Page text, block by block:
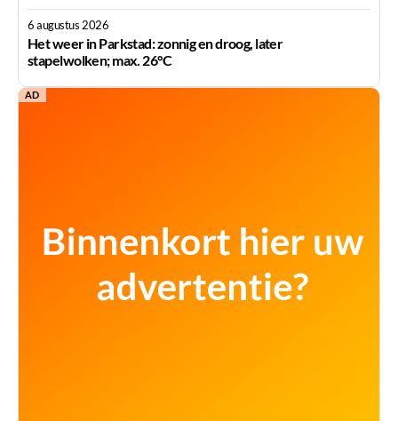
6 augustus 2026
Het weer in Parkstad: zonnig en droog, later
stapelwolken; max. 26°C
AD